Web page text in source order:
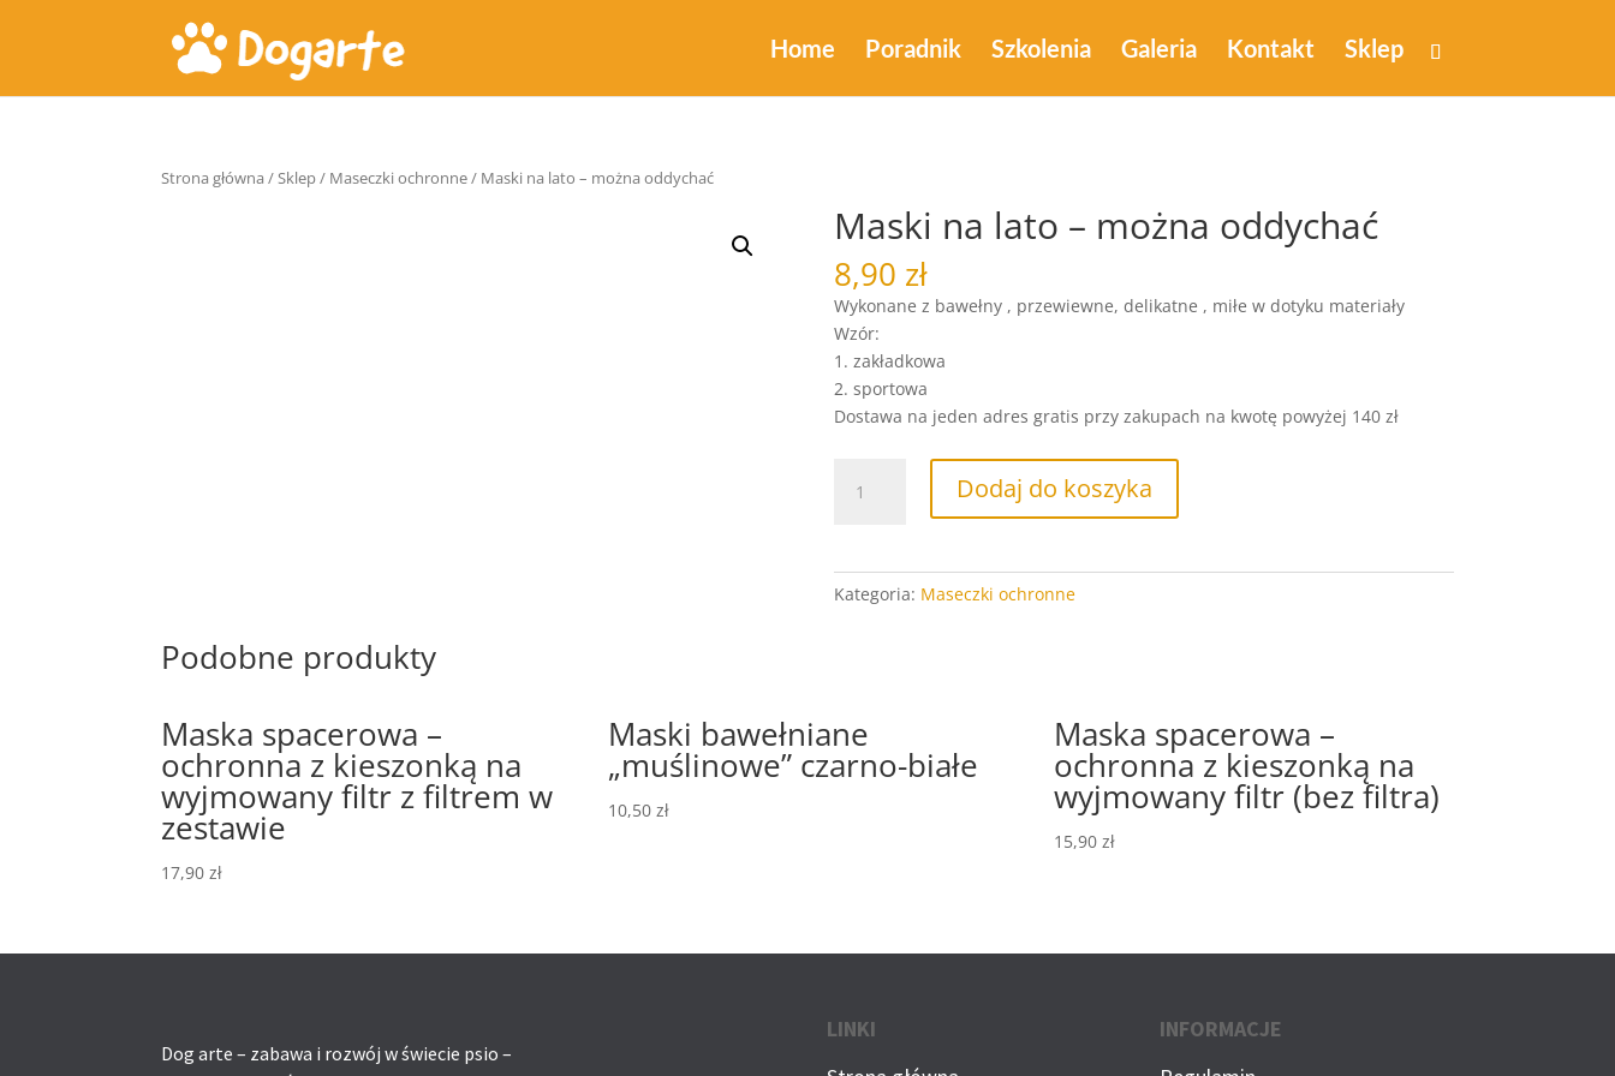
Home Poradnik Szkolenia Galeria Kontakt Sklep
Strona główna /Sklep/ Maseczki ochronne/ Maski na lato – można oddychać
Maski na lato – można oddychać
8,90 zł
Wykonane z bawełny , przewiewne, delikatne , miłe w dotyku materiały
Wzór:
1. zakładkowa
2. sportowa
Dostawa na jeden adres gratis przy zakupach na kwotę powyżej 140 zł
Maski
można
Dodaj do koszyka
Kategoria: Maseczki ochronne
Podobne produkty
Maska spacerowa –
ochronna z kieszonką na
wyjmowany filtr z filtrem w
zestawie
17,90zł
Maski bawełniane
„muślinowe” czarno-białe
10,50 zł
Maska spacerowa –
ochronna z kieszonką na
wyjmowany filtr (bez filtra)
15,90zł
Dog arte – zabawa i rozwój w świecie psio –
LINKI
INFORMACJE